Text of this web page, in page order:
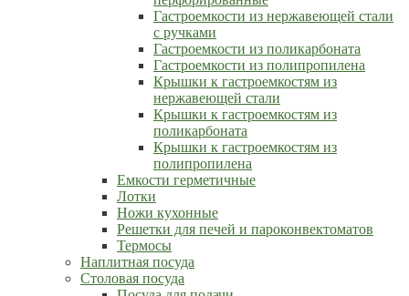
Гастроемкости из нержавеющей стали
с ручками
Гастроемкости из поликарбоната
Гастроемкости из полипропилена
Крышки к гастроемкостям из
нержавеющей стали
Крышки к гастроемкостям из
поликарбоната
Крышки к гастроемкостям из
полипропилена
Емкости герметичные
Лотки
Ножи кухонные
Решетки для печей и пароконвектоматов
Термосы
Наплитная посуда
Столовая посуда